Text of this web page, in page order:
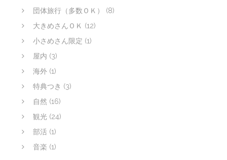
団体旅行（多数ＯＫ）
(8)
大きめさんＯＫ (12)
小さめさん限定 (1)
屋内 (3)
海外 (1)
特典つき (3)
自然 (16)
観光 (24)
部活 (1)
音楽 (1)